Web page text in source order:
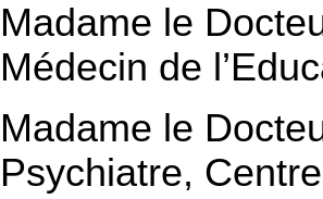
Madame le
Médecin de
Madame le
Psychiatre,